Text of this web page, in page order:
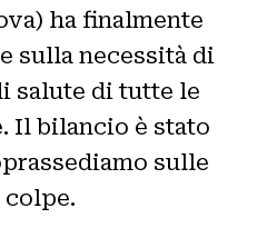
ha finalmente
sulla necessità di
salute di tutte le
Il bilancio è stato
sulle